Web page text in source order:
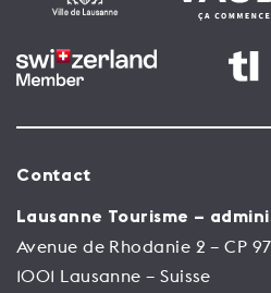
Contact
Lausanne Tourisme –
Avenue de Rhodanie 2 – CP
1001 Lausanne – Suisse